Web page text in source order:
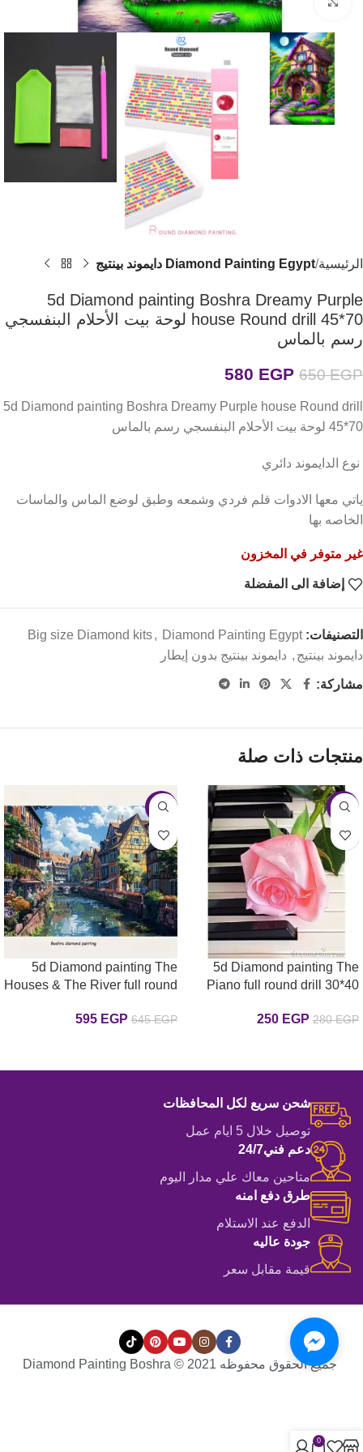
الرئيسية Diamond Painting Egypt دايموند بينتيج
5d Diamond painting Boshra Dreamy Purple
house Round drill 45*70 لوحة بيت الأحلام البنفسجي
رسم بالماس
650EGP
580 EGP
5d Diamond painting Boshra Dreamy Purple house Round drill
45*70 لوحة بيت الأحلام البنفسجي رسم بالماس
نوع الدايموند دائري
ياتي معها الادوات قلم فردي وشمعه وطبق لوضع الماس والماسات
الخاصه بها
غير متوفر في المخزون
إضافة الى المفضلة
التصنيفات: Big size Diamond kits, Diamond Painting Egypt
دايموند بينتيج , دايموند بينتيج بدون إيطار
مشاركة:
منتجات ذات صلة
-11%
5d Diamond painting The
Piano full round drill 30*40
280EGP
250 EGP
-8%
5d Diamond painting The
Houses & The River full round
رسم بالماس
645EGP
595 EGP
شحن سريع لكل المحافظات
توصيل خلال 5 ايام عمل
دعم فني24/7
متاحين معاك علي مدار اليوم
طرق دفع امنه
الدفع عند الاستلام
جودة عاليه
قيمة مقابل سعر
جميع الحقوق محفوظه Diamond Painting Boshra © 2021
0